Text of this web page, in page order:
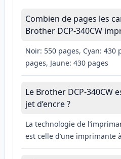
Combien de pages les
Brother DCP-340CW
Noir: 550 pages, Cyan: 430
pages, Jaune: 430 pages
Le Brother DCP-340CW
jet d’encre ?
La technologie de
est celle d’une imprimante